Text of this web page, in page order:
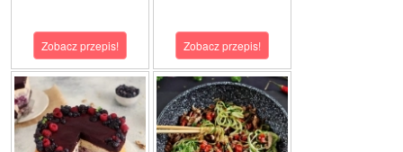
Zobacz przepis! Zobacz przepis!